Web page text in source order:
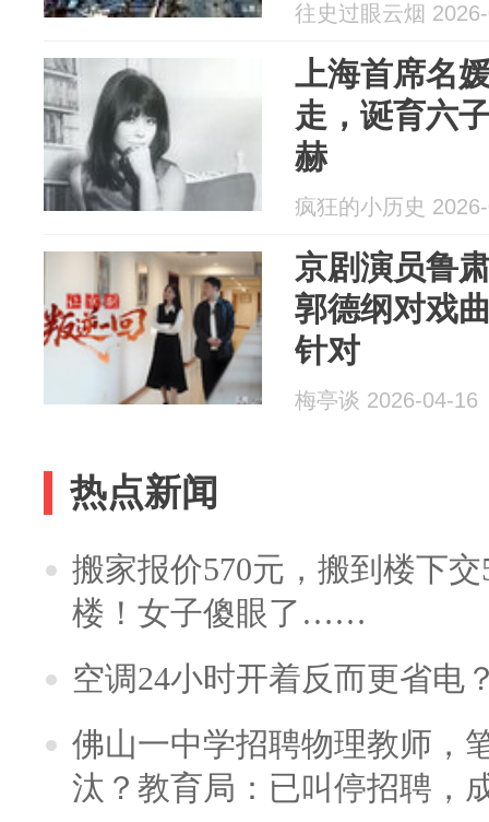
往史过眼云烟
上海首席名
走，诞育六
赫
疯狂的小历史
京剧演员鲁
郭德纲对戏
针对
梅亭谈 2026-04-16
热点新闻
搬家报价570元，搬到楼下
楼！女子傻眼了……
空调24小时开着反而更省电
佛山一中学招聘物理教师，
汰？教育局：已叫停招聘，